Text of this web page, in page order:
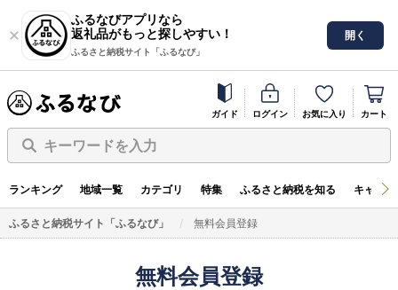
ふるなびアプリなら
返礼品がもっと探しやすい！
ふるさと納税サイト「ふるなび」
開く
ガイド ログイン お気に入り カート
キーワードを入力
ランキング 地域一覧 カテゴリ 特集 ふるさと納税を知る キャン
ふるさと納税サイト「ふるなび」 無料会員登録
無料会員登録